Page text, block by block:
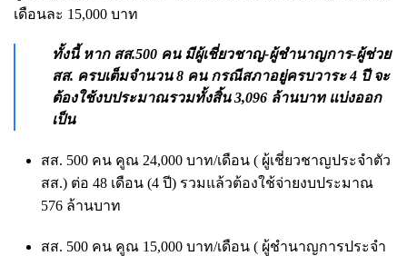
เดือนละ 15,000 บาท
ทั้งนี้ หาก สส.500 คน มีผู้เชี่ยวชาญ-ผู้ชำนาญการ-ผู้ช่วย
สส. ครบเต็มจำนวน 8 คน กรณีสภาอยู่ครบวาระ 4 ปี จะ
ต้องใช้งบประมาณรวมทั้งสิ้น 3,096 ล้านบาท แบ่งออก
เป็น
สส. 500 คน คูณ 24,000 บาท/เดือน ( ผู้เชี่ยวชาญประจำตัว
สส.) ต่อ 48 เดือน (4 ปี) รวมแล้วต้องใช้จ่ายงบประมาณ
576 ล้านบาท
สส. 500 คน คูณ 15,000 บาท/เดือน ( ผู้ชำนาญการประจำ